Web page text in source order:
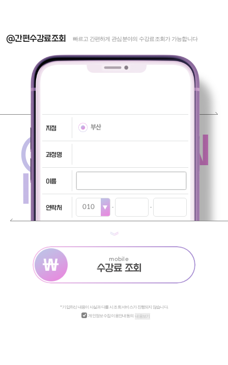
@간편수강료조회 빠르고 간편하게 관심분야의 수강료조회가 가능합니다
@TUITION
INQUIRY
지점 부산
과정명
이름
연락처
mobile
수강료 조회
* 기입하신 내용이 사실과 다를 시 조회 서비스가 진행되지 않습니다.
개인정보수집 이용안내동의 내용보기